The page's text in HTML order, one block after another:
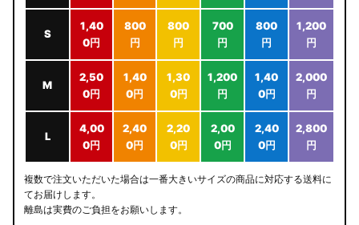
S
1,40
0円
800
円
800
円
700
円
800
円
1,200
円
M
2,50
0円
1,40
0円
1,30
0円
1,200
円
1,40
0円
2,000
円
L
4,00
0円
2,40
0円
2,20
0円
2,00
0円
2,40
0円
2,800
円
複数で注文いただいた場合は一番大きいサイズの商品に対応する送料に
てお届けします。
離島は実費のご負担をお願いします。